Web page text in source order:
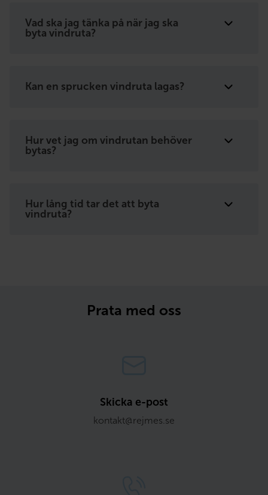
Vad ska jag tänka på när jag ska
byta vindruta?
Kan en sprucken vindruta lagas?
Hur vet jag om vindrutan behöver
bytas?
Hur lång tid tar det att byta
vindruta?
Prata med oss
Skicka e-post
kontakt@rejmes.se